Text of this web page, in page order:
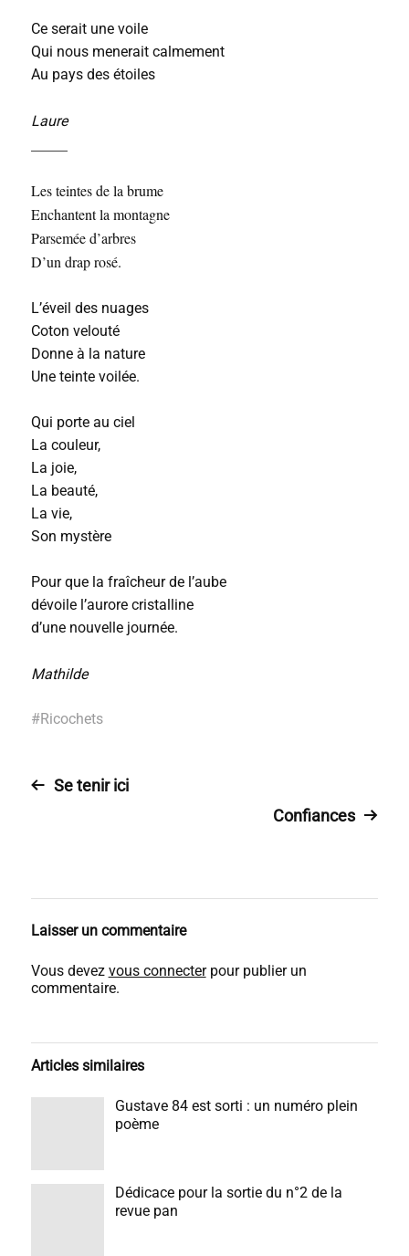
Ce serait une voile
Qui nous menerait calmement
Au pays des étoiles
Laure
Les teintes de la brume
Enchantent la montagne
Parsemée d’arbres
D’un drap rosé.
L’éveil des nuages
Coton velouté
Donne à la nature
Une teinte voilée.
Qui porte au ciel
La couleur,
La joie,
La beauté,
La vie,
Son mystère
Pour que la fraîcheur de l’aube
dévoile l’aurore cristalline
d’une nouvelle journée.
Mathilde
#Ricochets
Se tenir ici
Confiances
Laisser un commentaire
Vous devez vous connecterpour publier un
commentaire.
Articles similaires
Gustave 84 est sorti : un numéro plein
poème
Dédicace pour la sortie du n°2 de la
revue pan